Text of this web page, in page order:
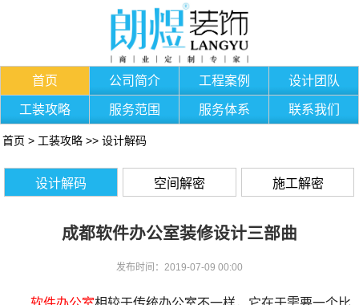
首页 公司简介 工程案例 设计团队
工装攻略 服务范围 服务体系 联系我们
首页 > 工装攻略 >> 设计解码
设计解码 空间解密 施工解密
成都软件办公室装修设计三部曲
发布时间：2019-07-09 00:00